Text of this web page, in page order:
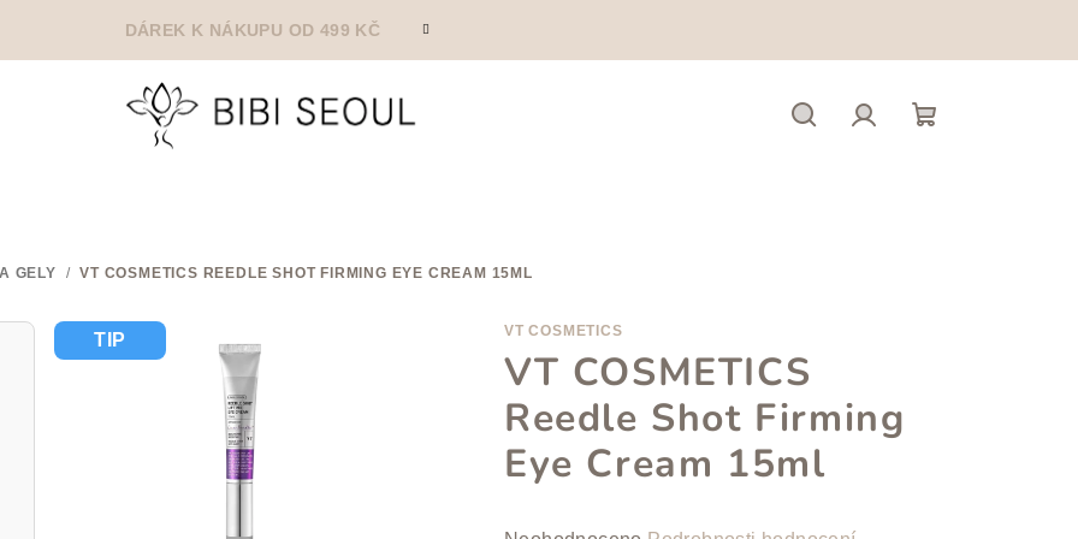
DÁREK K NÁKUPU OD 499 KČ
GELY / VT COSMETICS REEDLE SHOT FIRMING EYE CREAM 15ML
VT COSMETICS
VT COSMETICS
Reedle Shot Firming
Eye Cream 15ml
TIP